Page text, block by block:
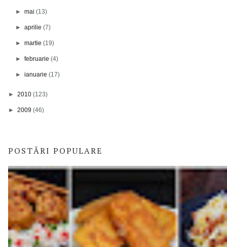
►mai(13)
►aprilie(7)
►martie(19)
►februarie(4)
►ianuarie(17)
► 2010 (123)
► 2009 (46)
POSTĂRI POPULARE